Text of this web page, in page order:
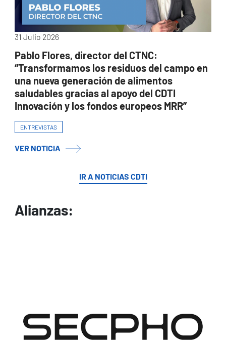
31 Julio 2026
Pablo Flores, director del CTNC:
“Transformamos los residuos del campo en
una nueva generación de alimentos
saludables gracias al apoyo del CDTI
Innovación y los fondos europeos MRR”
ENTREVISTAS
VER NOTICIA
IR A NOTICIAS CDTI
Alianzas: